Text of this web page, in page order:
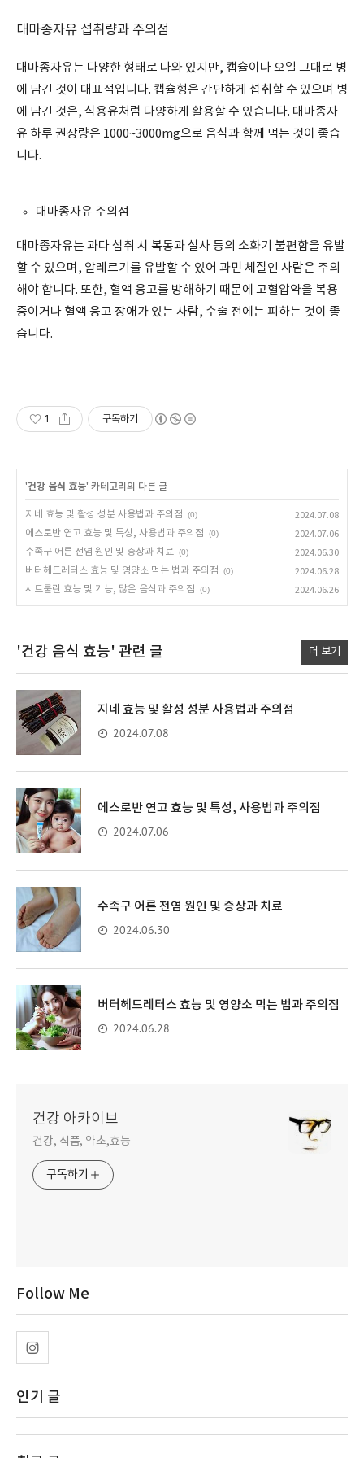
대마종자유 섭취량과 주의점
대마종자유는 다양한 형태로 나와 있지만, 캡슐이나 오일 그대로 병
에 담긴 것이 대표적입니다. 캡슐형은 간단하게 섭취할 수 있으며 병
에 담긴 것은, 식용유처럼 다양하게 활용할 수 있습니다. 대마종자
유 하루 권장량은 1000~3000mg으로 음식과 함께 먹는 것이 좋습
니다.
대마종자유 주의점
대마종자유는 과다 섭취 시 복통과 설사 등의 소화기 불편함을 유발
할 수 있으며, 알레르기를 유발할 수 있어 과민 체질인 사람은 주의
해야 합니다. 또한, 혈액 응고를 방해하기 때문에 고혈압약을 복용
중이거나 혈액 응고 장애가 있는 사람, 수술 전에는 피하는 것이 좋
습니다.
1 구독하기
'건강 음식 효능' 카테고리의 다른 글
지네 효능 및 활성 성분 사용법과 주의점 (0)
2024.07.08
에스로반 연고 효능 및 특성, 사용법과 주의점
(0)
2024.07.06
수족구 어른 전염 원인 및 증상과 치료 (0)
2024.06.30
버터헤드레터스 효능 및 영양소 먹는 법과 주의점
(0)
2024.06.28
시트룰린 효능 및 기능, 많은 음식과 주의점
(0) 2024.06.26
'건강 음식 효능' 관련 글 더 보기
지네 효능 및 활성 성분 사용법과 주의점
2024.07.08
에스로반 연고 효능 및 특성, 사용법과 주의점
2024.07.06
수족구 어른 전염 원인 및 증상과 치료
2024.06.30
버터헤드레터스 효능 및 영양소 먹는 법과 주의점
2024.06.28
건강 아카이브
건강, 식품, 약초,효능
구독하기
Follow Me
인기 글